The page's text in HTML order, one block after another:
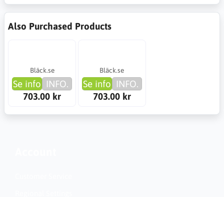
Also Purchased Products
Bläck.se
Se info INFO.
703.00 kr
Bläck.se
Se info INFO.
703.00 kr